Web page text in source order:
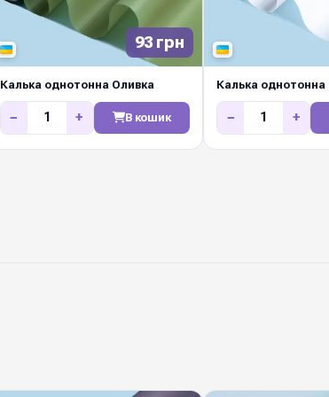
маркетів і
93 грн
Калька однотонна Оливка
− + В кошик
Калька однотонна
− +